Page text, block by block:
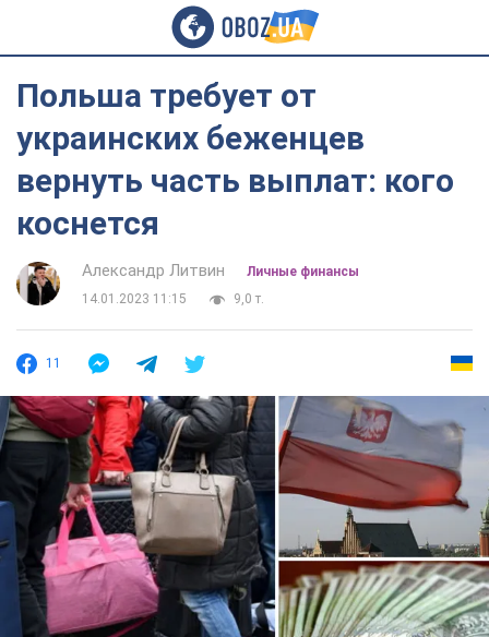
Польша требует от
украинских беженцев
вернуть часть выплат: кого
коснется
Александр Литвин
Личные финансы
14.01.2023 11:15
9,0 т.
11